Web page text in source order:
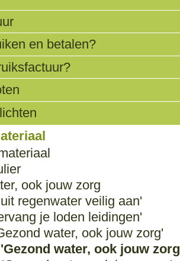
en betalen?
ook jouw zorg
regenwater veilig aan'
je loden leidingen'
water, ook jouw zorg'
water, ook jouw